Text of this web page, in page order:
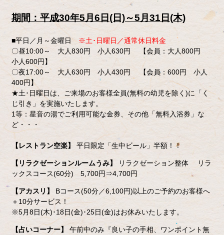
期間：平成30年5月6日(日)～5月31日(木)
■平日／月～金曜日
※土･日曜日／通常休日料金
〇昼10:00～ 大人830円 小人630円 【会員：大人800円
小人600円】
〇夜17:00～ 大人630円 小人430円 【会員：600円 小人
400円】
★土･日曜日は、ご来場のお客様全員(無料の幼児を除く)に「く
じ引き」を実施いたします。
1等：星音の湯でご利用可能な金券、その他「無料入浴券」な
ど・・・
【レストラン空楽】 平日限定「生中ビール」半額！！
【リラクゼーションルームうみ】
リラクゼーション整体 リラ
ックスコース(60分) 5,700円⇒4,700円
【アカスリ】
Bコース(50分／6,100円)以上のご予約のお客様へ
＋10分サービス！
※5月8日(木)･18日(金)･25日(金)はお休みいたします。
【占いコーナー】
午前中のみ『良い子の手相、ワンポイント無